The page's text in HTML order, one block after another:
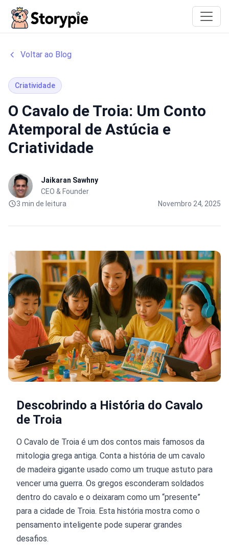
Voltar ao Blog
Criatividade
O Cavalo de Troia: Um Conto
Atemporal de Astúcia e
Criatividade
Jaikaran Sawhny
CEO & Founder
3 min de leitura
Novembro 24, 2025
Descobrindo a História do Cavalo
de Troia
O Cavalo de Troia é um dos contos mais famosos da
mitologia grega antiga. Conta a história de um cavalo
de madeira gigante usado como um truque astuto para
vencer uma guerra. Os gregos esconderam soldados
dentro do cavalo e o deixaram como um “presente”
para a cidade de Troia. Esta história mostra como o
pensamento inteligente pode superar grandes
desafios.